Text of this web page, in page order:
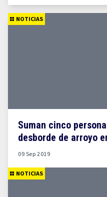
NOTICIAS
Suman cinco
desborde de arroyo
09 Sep 2019
NOTICIAS